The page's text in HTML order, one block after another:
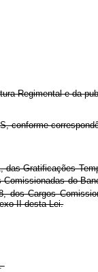
Regimental e da
conforme
das Gratificações
do
dos Cargos
II desta Lei.